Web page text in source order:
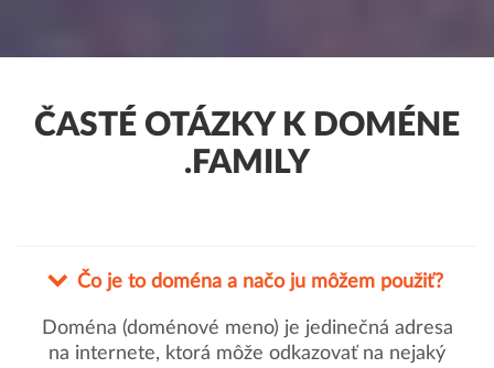
ČASTÉ OTÁZKY K DOMÉNE
.FAMILY
Čo je to doména a načo ju môžem použiť?
Doména (doménové meno) je jedinečná adresa
na internete, ktorá môže odkazovať na nejaký